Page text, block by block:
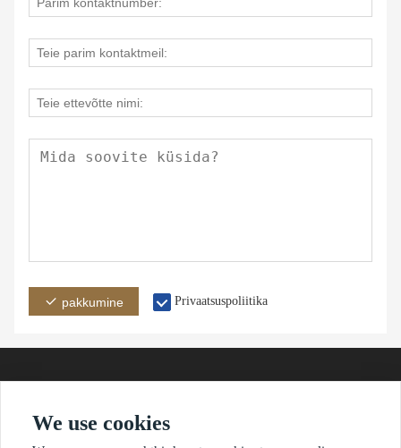
pakkumine Privaatsuspoliitika
aadress
We use cookies